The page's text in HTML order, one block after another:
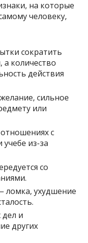
на которые
человеку,
сократить
а количество
действия
сильное
или
с
из-за
со
ломка, ухудшение
и
других